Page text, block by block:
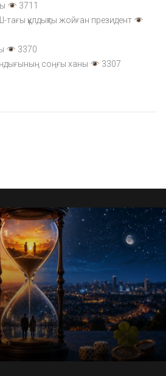
3711
құлдықты жойған президент
3370
соңғы ханы
3307